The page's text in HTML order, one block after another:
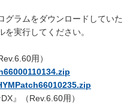
グラムをダウンロードしていた
実行してください。
用）
』（Rev.6.60用）